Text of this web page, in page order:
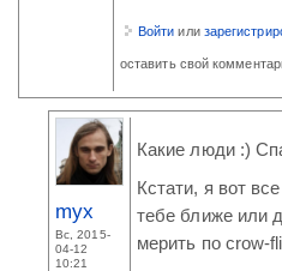
Войти или
оставить свой
myx
Вс, 2015-
04-12
10:21
Какие люди :)
Кстати, я вот
тебе ближе или
мерить по crow-